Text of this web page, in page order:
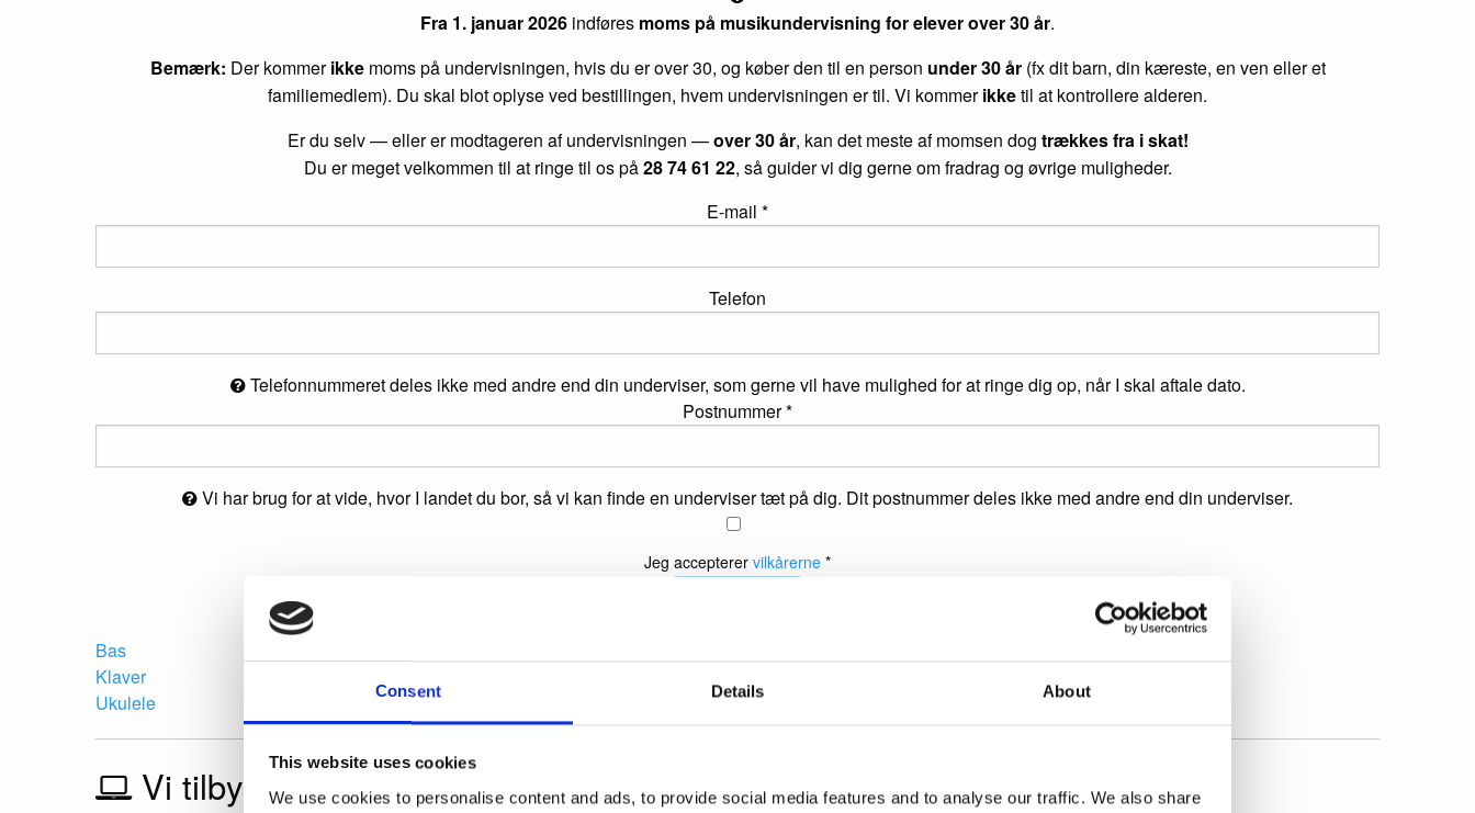
Consent Details About
This website uses cookies
We use cookies to personalise content and ads, to provide social media features and to analyse our traffic. We also share
Fra 1. januar 2026 indføres moms på musikundervisning for elever over 30 år.
Bemærk: Der kommerikkemoms på undervisningen, hvis du er over 30, og køber den til en person under 30 år(fx dit barn, din kæreste, en ven eller et
familiemedlem). Du skal blot oplyse ved bestillingen, hvem undervisningen er til. Vi kommerikketil at kontrollere alderen.
Er du selv — eller er modtageren af undervisningen —over 30 år, kan det meste af momsen dog trækkes fra i skat!
Du er meget velkommen til at ringe til os på28 74 61 22, så guider vi dig gerne om fradrag og øvrige muligheder.
E-mail *
Telefon
Telefonnummeret deles ikke med andre end din underviser, som gerne vil have mulighed for at ringe dig op, når I skal aftale dato.
Postnummer *
Vi har brug for at vide, hvor I landet du bor, så vi kan finde en underviser tæt på dig. Dit postnummer deles ikke med andre end din underviser.
Jeg accepterer vilkårerne *
Bas
Klaver
Ukulele
Vi tilbyder også onlineundervisning i disse instrumenter